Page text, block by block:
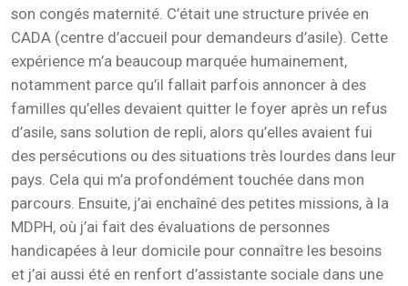
son congés maternité. C’était une structure privée en
CADA (centre d’accueil pour demandeurs d’asile). Cette
expérience m’a beaucoup marquée humainement,
notamment parce qu’il fallait parfois annoncer à des
familles qu’elles devaient quitter le foyer après un refus
d’asile, sans solution de repli, alors qu’elles avaient fui
des persécutions ou des situations très lourdes dans leur
pays. Cela qui m’a profondément touchée dans mon
parcours. Ensuite, j’ai enchaîné des petites missions, à la
MDPH, où j’ai fait des évaluations de personnes
handicapées à leur domicile pour connaître les besoins
et j’ai aussi été en renfort d’assistante sociale dans une